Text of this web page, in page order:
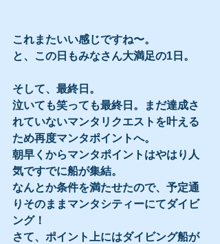
これまたいい感じですね〜。
と、この日もみなさん大満足の1日。
そして、最終日。
泣いても笑っても最終日。まだ達成さ
れていないマンタリクエストを叶える
ため再度マンタポイントへ。
朝早くからマンタポイントはやはり人
気ですでに船が集結。
なんとか条件を満たせたので、予定通
りそのままマンタシティーにてダイビ
ング！
さて、ポイント上にはダイビング船が